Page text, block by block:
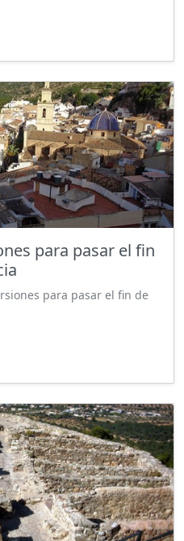
para pasar el fin
para pasar el fin de